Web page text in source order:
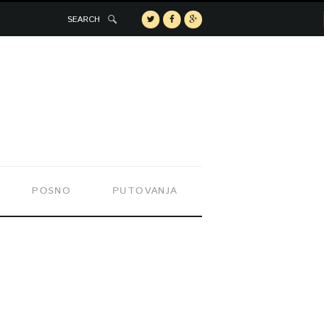
SEARCH
POSNO PUTOVANJA